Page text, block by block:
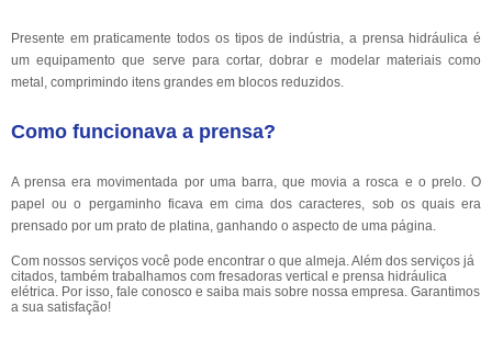
Presente em praticamente todos os tipos de indústria, a prensa hidráulica é
um equipamento que serve para cortar, dobrar e modelar materiais como
metal, comprimindo itens grandes em blocos reduzidos.
Como funcionava a prensa?
A prensa era movimentada por uma barra, que movia a rosca e o prelo. O
papel ou o pergaminho ficava em cima dos caracteres, sob os quais era
prensado por um prato de platina, ganhando o aspecto de uma página.
Com nossos serviços você pode encontrar o que almeja. Além dos serviços já
citados, também trabalhamos com fresadoras vertical e prensa hidráulica
elétrica. Por isso, fale conosco e saiba mais sobre nossa empresa. Garantimos
a sua satisfação!